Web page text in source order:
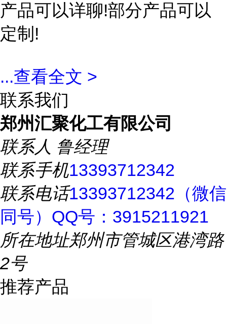
产品可以详聊!部分产品可以
定制!
...查看全文 >
联系我们
郑州汇聚化工有限公司
联系人 鲁经理
联系手机13393712342
联系电话13393712342（微信
同号）QQ号：3915211921
所在地址郑州市管城区港湾路
2号
推荐产品